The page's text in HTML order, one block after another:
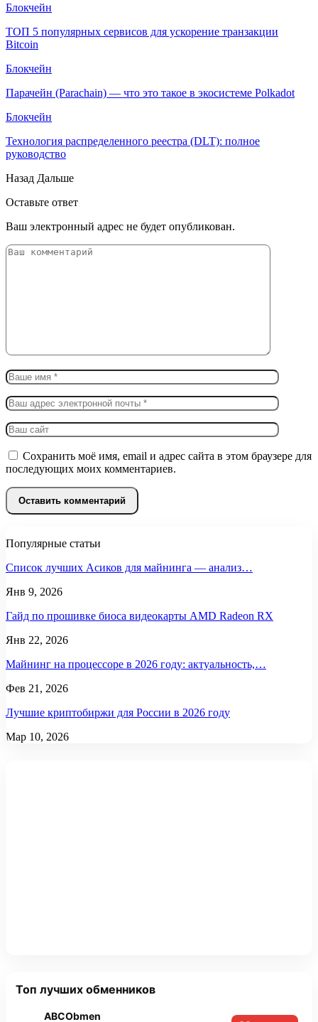
Блокчейн
ТОП 5 популярных сервисов для ускорение транзакции
Bitcoin
Блокчейн
Парачейн (Parachain) — что это такое в экосистеме Polkadot
Блокчейн
Технология распределенного реестра (DLT): полное
руководство
Назад Дальше
Оставьте ответ
Ваш электронный адрес не будет опубликован.
Сохранить моё имя, email и адрес сайта в этом браузере для
последующих моих комментариев.
Популярные статьи
Список лучших Асиков для майнинга — анализ…
Янв 9, 2026
Гайд по прошивке биоса видеокарты AMD Radeon RX
Янв 22, 2026
Майнинг на процессоре в 2026 году: актуальность,…
Фев 21, 2026
Лучшие криптобиржи для России в 2026 году
Мар 10, 2026
Топ лучших обменников
ABCObmen